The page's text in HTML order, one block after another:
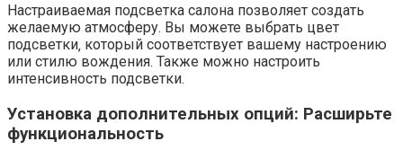
Настраиваемая подсветка салона позволяет создать
желаемую атмосферу. Вы можете выбрать цвет
подсветки‚ который соответствует вашему настроению
или стилю вождения. Также можно настроить
интенсивность подсветки.
Установка дополнительных опций: Расширьте
функциональность